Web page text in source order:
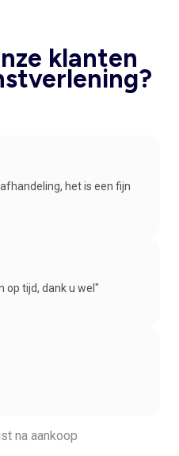
klanten
het is een fijn
op tijd, dank u wel"
na aankoop